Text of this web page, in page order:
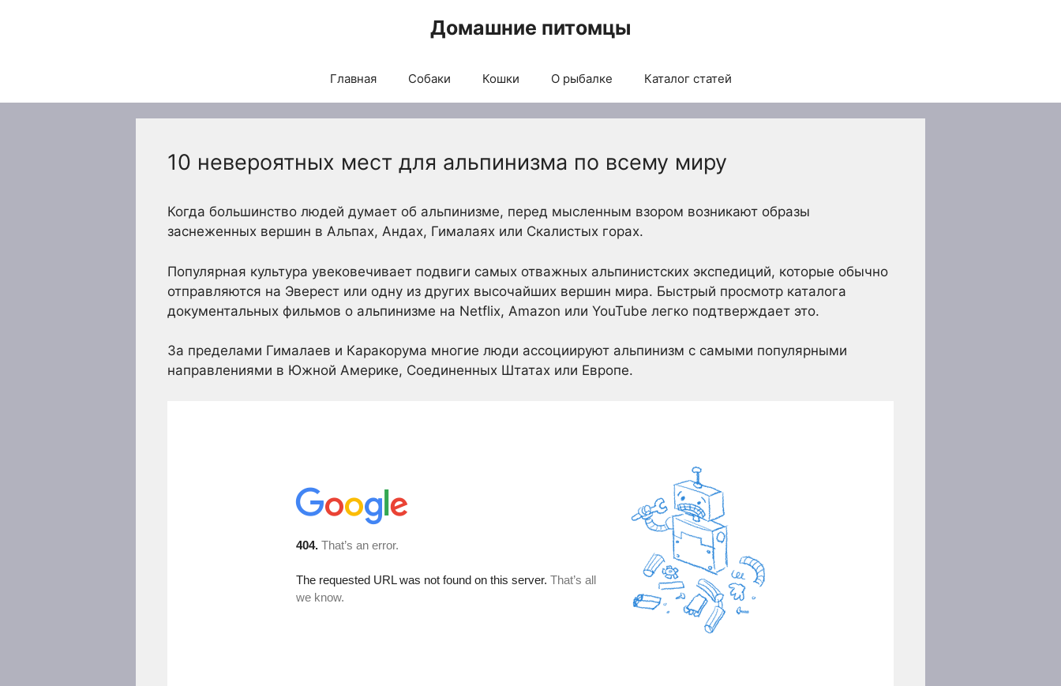
Домашние питомцы
Главная Собаки Кошки О рыбалке Каталог статей
10 невероятных мест для альпинизма по всему миру
Когда большинство людей думает об альпинизме, перед мысленным взором возникают образы
заснеженных вершин в Альпах, Андах, Гималаях или Скалистых горах.
Популярная культура увековечивает подвиги самых отважных альпинистских экспедиций, которые обычно
отправляются на Эверест или одну из других высочайших вершин мира. Быстрый просмотр каталога
документальных фильмов о альпинизме на Netflix, Amazon или YouTube легко подтверждает это.
За пределами Гималаев и Каракорума многие люди ассоциируют альпинизм с самыми популярными
направлениями в Южной Америке, Соединенных Штатах или Европе.